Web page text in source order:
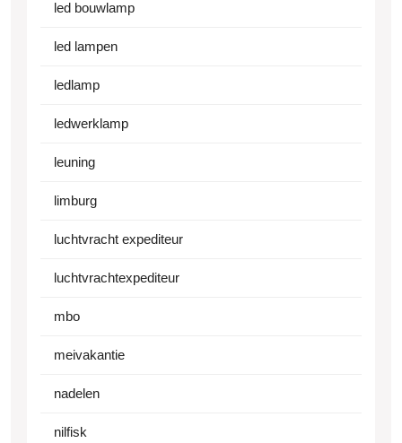
led bouwlamp
led lampen
ledlamp
ledwerklamp
leuning
limburg
luchtvracht expediteur
luchtvrachtexpediteur
mbo
meivakantie
nadelen
nilfisk